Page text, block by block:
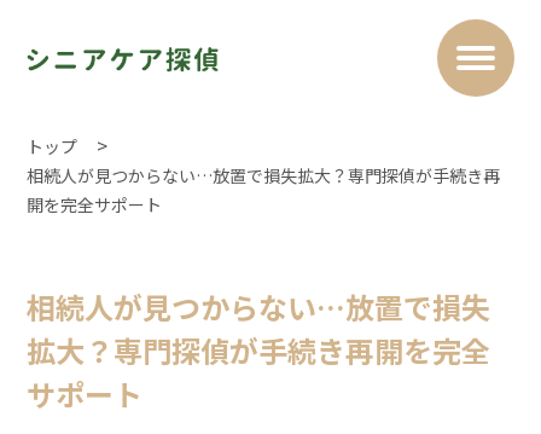
トップ
相続人が見つからない…放置で損失拡大？専門探偵が手続き再
開を完全サポート
相続人が見つからない…放置で損失
拡大？専門探偵が手続き再開を完全
サポート